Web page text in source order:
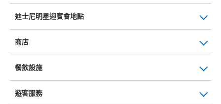
迪士尼明星迎賓會地點
商店
餐飲設施
遊客服務